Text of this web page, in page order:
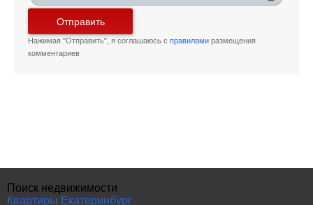
Отправить
Нажимая "Отправить", я соглашаюсь с правилами размещения
комментариев
Поиск недвижимости
Квартиры Екатеринбург